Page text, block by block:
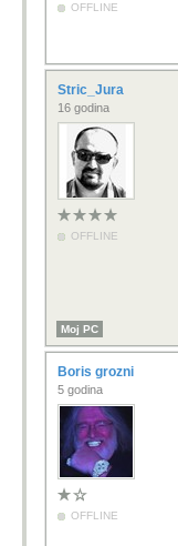
OFFLINE
Stric_Jura
16 godina
OFFLINE
Moj PC
Boris grozni
5 godina
OFFLINE